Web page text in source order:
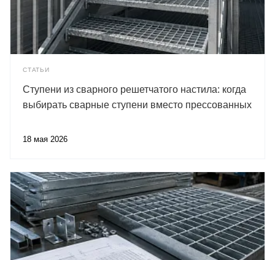
СТАТЬИ
Ступени из сварного решетчатого настила: когда
выбирать сварные ступени вместо прессованных
18 мая 2026